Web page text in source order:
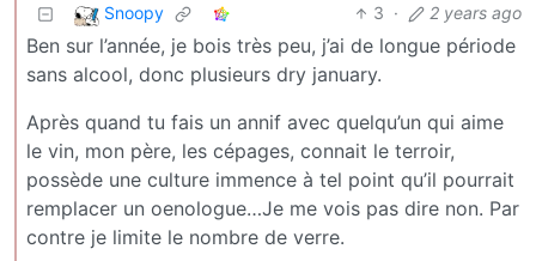
Snoopy 3 · 2 years ago
Ben sur l’année, je bois très peu, j’ai de longue période
sans alcool, donc plusieurs dry january.
Après quand tu fais un annif avec quelqu’un qui aime
le vin, mon père, les cépages, connait le terroir,
possède une culture immence à tel point qu’il pourrait
remplacer un oenologue…Je me vois pas dire non. Par
contre je limite le nombre de verre.